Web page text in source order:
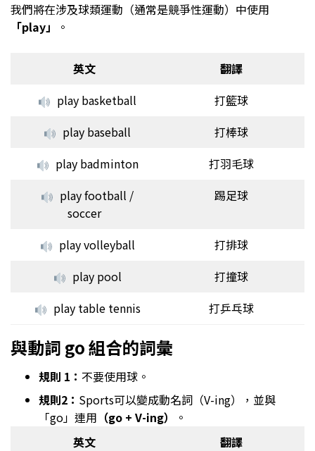
我們將在涉及球類運動（通常是競爭性運動）中使用
「play」
。
英文
翻譯
play basketball
打籃球
play baseball
打棒球
play badminton
打羽毛球
play football /
soccer
踢足球
play volleyball
打排球
play pool
打撞球
play table tennis
打乒乓球
與動詞 go 組合的詞彙
規則 1： 不要使用球。
規則2： Sports可以變成動名詞（V-ing），並與
「go」連用 （go + V-ing）
。
英文
翻譯